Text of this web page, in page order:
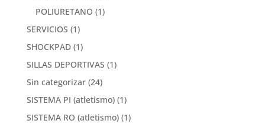
POLIURETANO (1)
SERVICIOS (1)
SHOCKPAD (1)
SILLAS DEPORTIVAS (1)
Sin categorizar (24)
SISTEMA PI (atletismo) (1)
SISTEMA RO (atletismo) (1)